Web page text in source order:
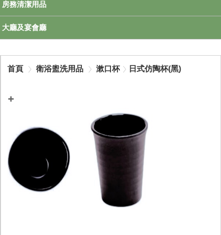
房務清潔用品
大廳及宴會廳
首頁 衛浴盥洗用品 漱口杯 日式仿陶杯(黑)